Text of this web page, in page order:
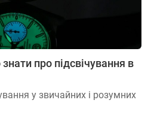
про підсвічування в
у звичайних і розумних